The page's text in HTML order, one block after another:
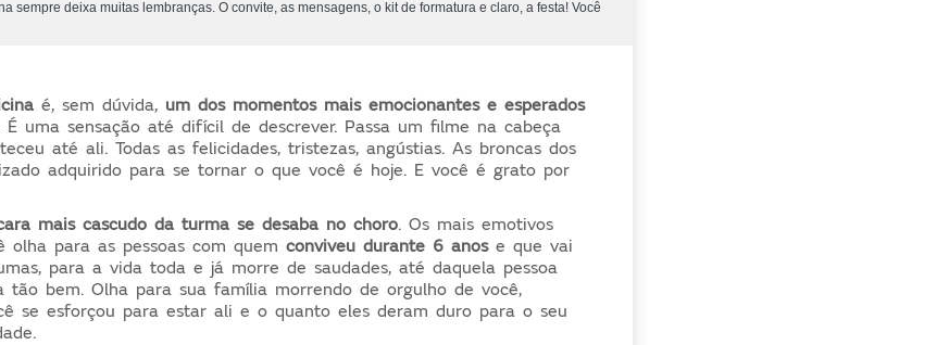
sempre deixa muitas lembranças. O convite, as mensagens, o kit de formatura e claro, a festa! Você
é, sem dúvida, um dos momentos mais emocionantes e esperados
É uma sensação até difícil de descrever. Passa um filme na cabeça
até ali. Todas as felicidades, tristezas, angústias. As broncas dos
adquirido para se tornar o que você é hoje. E você é grato por
mais cascudo da turma se desaba no choro. Os mais emotivos
olha para as pessoas com quemconviveu durante 6 anose que vai
para a vida toda e já morre de saudades, até daquela pessoa
tão bem. Olha para sua família morrendo de orgulho de você,
se esforçou para estar ali e o quanto eles deram duro para o seu